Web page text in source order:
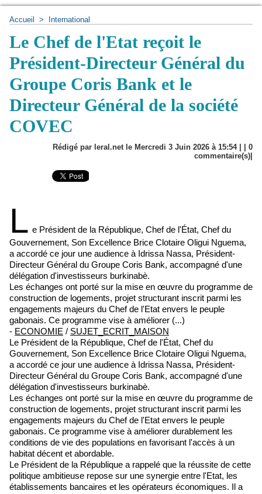
Accueil > International
Le Chef de l'Etat reçoit le
Président-Directeur Général du
Groupe Coris Bank et le
Directeur Général de la société
COVEC
Rédigé par leral.net le Mercredi 3 Juin 2026 à 15:54 | | 0
commentaire(s)|
L e Président de la République, Chef de l'État, Chef du
Gouvernement, Son Excellence Brice Clotaire Oligui Nguema,
a accordé ce jour une audience à Idrissa Nassa, Président-
Directeur Général du Groupe Coris Bank, accompagné d'une
délégation d'investisseurs burkinabè.
Les échanges ont porté sur la mise en œuvre du programme de
construction de logements, projet structurant inscrit parmi les
engagements majeurs du Chef de l'Etat envers le peuple
gabonais. Ce programme vise à améliorer (...)
- ECONOMIE / SUJET_ECRIT_MAISON
Le Président de la République, Chef de l'État, Chef du
Gouvernement, Son Excellence Brice Clotaire Oligui Nguema,
a accordé ce jour une audience à Idrissa Nassa, Président-
Directeur Général du Groupe Coris Bank, accompagné d'une
délégation d'investisseurs burkinabè.
Les échanges ont porté sur la mise en œuvre du programme de
construction de logements, projet structurant inscrit parmi les
engagements majeurs du Chef de l'Etat envers le peuple
gabonais. Ce programme vise à améliorer durablement les
conditions de vie des populations en favorisant l'accès à un
habitat décent et abordable.
Le Président de la République a rappelé que la réussite de cette
politique ambitieuse repose sur une synergie entre l'Etat, les
établissements bancaires et les opérateurs économiques. Il a